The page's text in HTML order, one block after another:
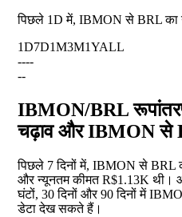
पिछले 1D में, IBMON से BRL का
1D7D1M3M1YALL
----
--
IBMON/BRL
चढ़ाव और IBMON से
पिछले 7 दिनों में, IBMON से BRL
और न्यूनतम कीमत R$1.13K थी।
घंटों, 30 दिनों और 90 दिनों में
डेटा देख सकते हैं।